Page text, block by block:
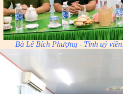
Bà Lê Bích Phượng - Tỉnh uỷ